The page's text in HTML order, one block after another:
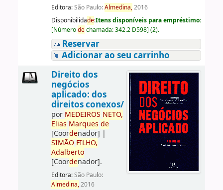
Editora:São Paulo:Almedina,2016
Disponibilidade:Itens disponíveis para empréstimo:
[Númerodechamada:342.2 D598] (2).
Reservar
Adicionar ao seu carrinho
Direito dos
negócios
aplicado: dos
direitos conexos/
por MEDEIROS NETO,
Elias Marques de
[Coordenador] |
SIMÃO FILHO,
Adalberto
[Coordenador].
Editora:São Paulo:
Almedina,2016